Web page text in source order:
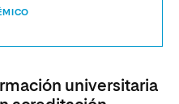
universitaria